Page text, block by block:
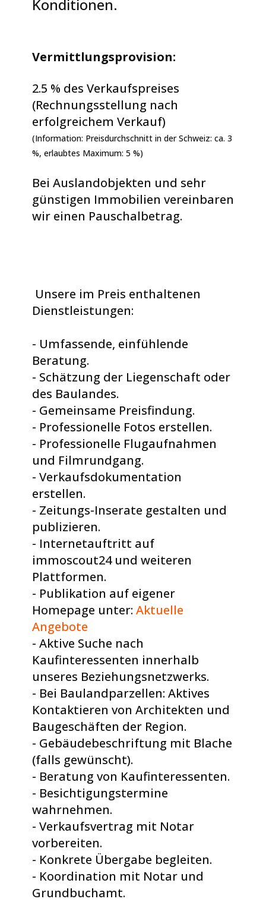
Italien – Spanien
Newsletter abonnieren
Konditionen.
Vermittlungsprovision:
2.5 % des Verkaufspreises
(Rechnungsstellung nach
erfolgreichem Verkauf)
(Information: Preisdurchschnitt in der Schweiz: ca. 3
%, erlaubtes Maximum: 5 %)
Bei Auslandobjekten und sehr
günstigen Immobilien vereinbaren
wir einen Pauschalbetrag.
Unsere im Preis enthaltenen
Dienstleistungen:
- Umfassende, einfühlende
Beratung.
- Schätzung der Liegenschaft oder
des Baulandes.
- Gemeinsame Preisfindung.
- Professionelle Fotos erstellen.
- Professionelle Flugaufnahmen
und Filmrundgang.
- Verkaufsdokumentation
erstellen.
- Zeitungs-Inserate gestalten und
publizieren.
- Internetauftritt auf
immoscout24 und weiteren
Plattformen.
- Publikation auf eigener
Homepage unter: Aktuelle
Angebote
- Aktive Suche nach
Kaufinteressenten innerhalb
unseres Beziehungsnetzwerks.
- Bei Baulandparzellen: Aktives
Kontaktieren von Architekten und
Baugeschäften der Region.
- Gebäudebeschriftung mit Blache
(falls gewünscht).
- Beratung von Kaufinteressenten.
- Besichtigungstermine
wahrnehmen.
- Verkaufsvertrag mit Notar
vorbereiten.
- Konkrete Übergabe begleiten.
- Koordination mit Notar und
Grundbuchamt.